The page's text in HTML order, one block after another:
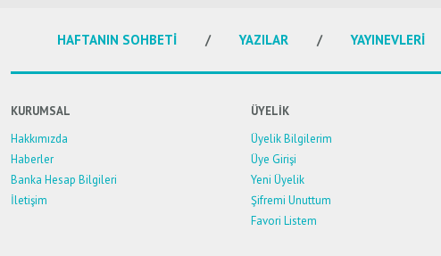
Ürün açıklamasında eksik bilgiler bulunuyor.
Bu ürüne benzer farklı alternatifler olmalı.
HAFTANIN SOHBETİ YAZILAR YAYINEVLERİ
KURUMSAL
Hakkımızda
Haberler
Banka Hesap Bilgileri
İletişim
ÜYELİK
Üyelik Bilgilerim
Üye Girişi
Yeni Üyelik
Şifremi Unuttum
Favori Listem